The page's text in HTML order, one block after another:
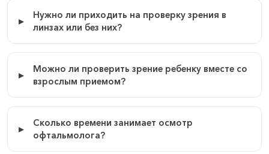
Нужно ли приходить на проверку зрения в
линзах или без них?
Можно ли проверить зрение ребенку вместе со
взрослым приемом?
Сколько времени занимает осмотр
офтальмолога?